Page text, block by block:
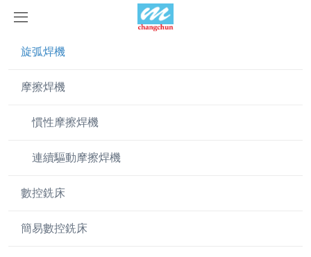
首頁
產品中心
旋弧焊機
摩擦焊機
慣性摩擦焊機
連續驅動摩擦焊機
產品視頻
新聞中心
行業新聞
企業動態
案例展示
客戶案例
榮譽資質
旋弧焊機
摩擦焊機
慣性摩擦焊機
連續驅動摩擦焊機
數控銑床
簡易數控銑床